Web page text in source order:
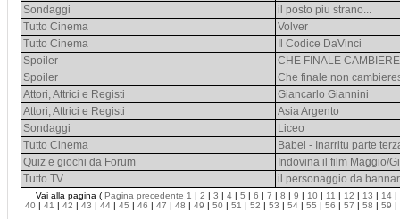
Sondaggi
il posto piu strano...
Tutto Cinema
Volver
Tutto Cinema
Il Codice DaVinci
Spoiler
CHE FINALE
Spoiler
Che finale non
Attori, Attrici e Registi
Giancarlo Giannini
Attori, Attrici e Registi
Asia Argento
Sondaggi
Liceo
Tutto Cinema
Babel - Inarritu parte
Quiz e giochi da Forum
Indovina il film Maggio/
Tutto TV
il personaggio da
Vai alla pagina ( Pagina precedente 1 | 2 | 3 | 4 | 5 | 6 | 7 | 8 | 9 | 10 | 11 | 12 | 13 | 14 |
40 | 41 | 42 | 43 | 44 | 45 | 46 | 47 | 48 | 49 | 50 | 51 | 52 | 53 | 54 | 55 | 56 | 57 | 58 | 59 |